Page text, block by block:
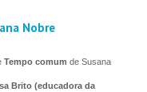
Nobre
Tempo comum de Susana
Brito (educadora da